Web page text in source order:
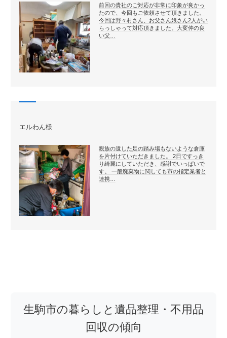
前回の貴社のご対応が非常に印象が良かっ
たので、今回もご依頼させて頂きました。
今回は野々村さん、お父さん娘さん2人がい
らっしゃって対応頂きました。大変仲の良
い父…
エルわん様
親族の遺した足の踏み場もないような倉庫
を片付けていただきました。 2日ですっき
り綺麗にしていただき、感謝でいっぱいで
す。 一般廃棄物に関しても市の指定業者と
連携…
生駒市の暮らしと遺品整理・不用品
回収の傾向